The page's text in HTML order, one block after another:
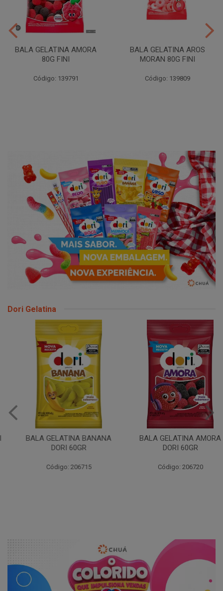
BALA GELATINA AMORA
80G FINI
Código: 139791
BALA GELATINA AROS
MORAN 80G FINI
Código: 139809
Dori Gelatina
BALA GELATINA BANANA
DORI 60GR
Código: 206715
BALA GELATINA AMORA
DORI 60GR
Código: 206720